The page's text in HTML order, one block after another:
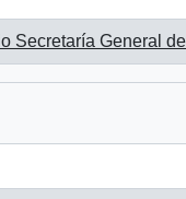
Secretaría General